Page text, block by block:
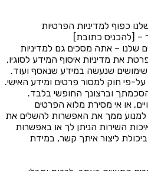
כפוף למדיניות הפרטיות
[להכניס כתובת]
שלנו – אתה מסכים גם למדיניות
את מדיניות איסוף המידע לסוגיו,
שנעשה במידע שנאסף ועוד.
על-פי חוק למסור פרטים ומידע האישי.
וברצונך החופשי בלבד.
או אי מסירת מלוא הפרטים
למנוע ממך את האפשרות להשלים את
השירות הניתן לך או באפשרות
ביכולת ליצור איתך קשר, במידת